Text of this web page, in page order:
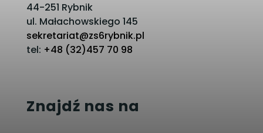
44-251 Rybnik
ul. Małachowskiego 145
sekretariat@zs6rybnik.pl
tel: +48 (32)457 70 98
Znajdź nas na